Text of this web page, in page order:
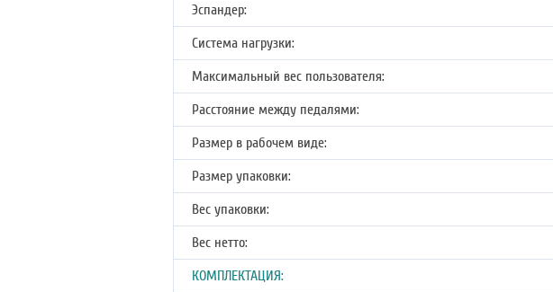
Эспандер:
Система нагрузки:
Максимальный вес пользователя:
Расстояние между педалями:
Размер в рабочем виде:
Размер упаковки:
Вес упаковки:
Вес нетто:
КОМПЛЕКТАЦИЯ: